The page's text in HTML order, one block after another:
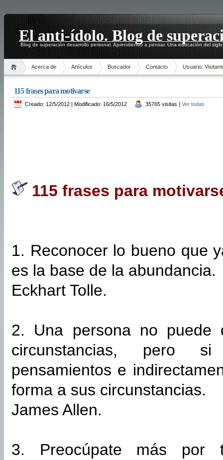
El anti-ídolo. Blog de
Blog de superación desarrollo personal. Aprendiendo a pensar. Una educación del
Acerca de Artículos Buscador Contacto Usuario:
115 frases para motivarse
Creado: 12/5/2012 | Modificado: 16/5/2012 35765 visitas | Ver todas
115 frases para
1. Reconocer lo bueno que
es la base de la abundancia.
Eckhart Tolle.
2. Una persona no puede
circunstancias, pero
pensamientos e
forma a sus circunstancias.
James Allen.
3. Preocúpate más